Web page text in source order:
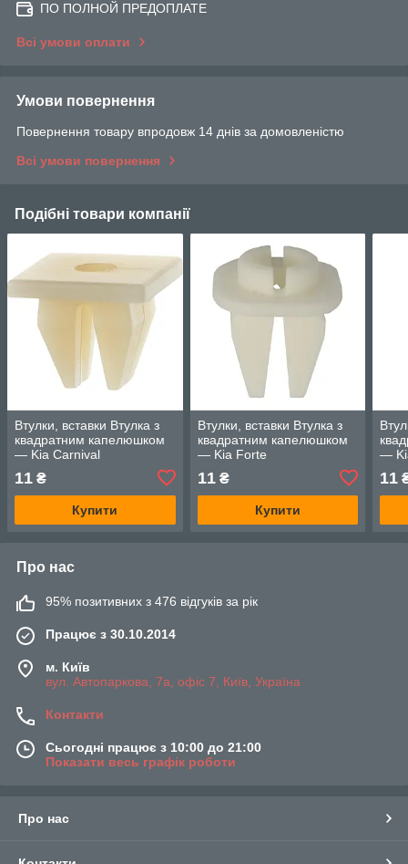
ПО ПОЛНОЙ ПРЕДОПЛАТЕ
Всі умови оплати
Умови повернення
Повернення товару впродовж 14 днів за домовленістю
Всі умови повернення
Подібні товари компанії
Втулки, вставки Втулка з
квадратним капелюшком
— Kia Carnival
11 ₴
Купити
Втулки, вставки Втулка з
квадратним капелюшком
— Kia Forte
11₴
Купити
—
11
Про нас
95% позитивних з 476 відгуків за рік
Працює з 30.10.2014
м. Київ
вул. Автопаркова, 7а, офіс 7, Київ, Україна
Контакти
Сьогодні працює з 10:00 до 21:00
Показати весь графік роботи
Про нас